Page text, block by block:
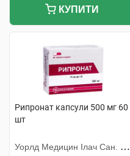
КУПИТИ
Рипронат капсули 500 мг 60
шт
Уорлд Медицин Ілач Сан. Ве